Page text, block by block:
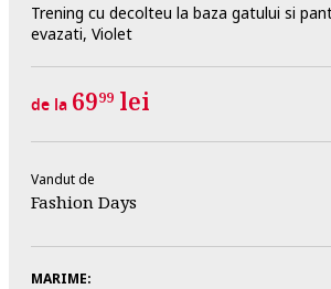
Trening cu decolteu la baza gatului si
evazati, Violet
de la 6999 lei
Vandut de
Fashion Days
MARIME: